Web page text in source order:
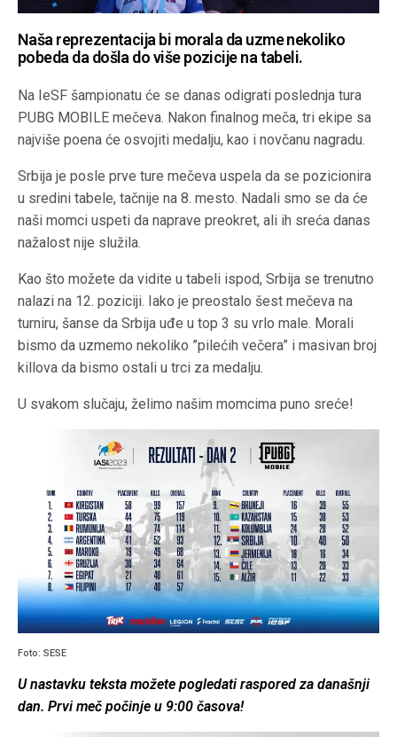
Naša reprezentacija bi morala da uzme nekoliko
pobeda da došla do više pozicije na tabeli.
Na IeSF šampionatu će se danas odigrati poslednja tura
PUBG MOBILE mečeva. Nakon finalnog meča, tri ekipe sa
najviše poena će osvojiti medalju, kao i novčanu nagradu.
Srbija je posle prve ture mečeva uspela da se pozicionira
u sredini tabele, tačnije na 8. mesto. Nadali smo se da će
naši momci uspeti da naprave preokret, ali ih sreća danas
nažalost nije služila.
Kao što možete da vidite u tabeli ispod, Srbija se trenutno
nalazi na 12. poziciji. Iako je preostalo šest mečeva na
turniru, šanse da Srbija uđe u top 3 su vrlo male. Morali
bismo da uzmemo nekoliko ”pilećih večera” i masivan broj
killova da bismo ostali u trci za medalju.
U svakom slučaju, želimo našim momcima puno sreće!
Foto: SESE
U nastavku teksta možete pogledati raspored za današnji
dan. Prvi meč počinje u 9:00 časova!